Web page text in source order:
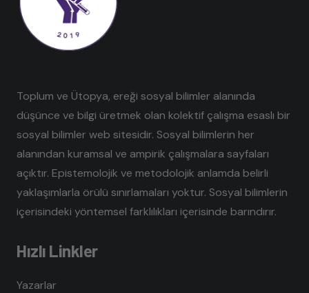
Toplum ve Ütopya, ereği sosyal bilimler alanında
düşünce ve bilgi üretmek olan kolektif çalışma esaslı bir
sosyal bilimler web sitesidir. Sosyal bilimlerin her
alanından kuramsal ve ampirik çalışmalara sayfaları
açıktır. Epistemolojik ve metodolojik anlamda belirli
yaklaşımlarla örülü sınırlamaları yoktur. Sosyal bilimlerin
içerisindeki yöntemsel farklılıkları içerisinde barındırır.
Hızlı Linkler
Yazarlar